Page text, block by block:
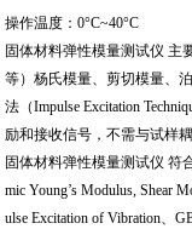
操作温度：0°C~40°C
固体材料弹性模量测试仪 主
等）杨氏模量、剪切模量、
法（Impulse Excitation
励和接收信号，不需与试样耦
固体材料弹性模量测试仪 符
mic Young’s Modulus, Shear
ulse Excitation of Vibration